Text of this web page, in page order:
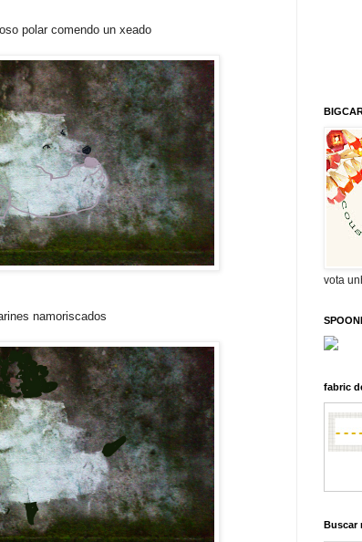
polar comendo un xeado
namoriscados
vota
fabric
Buscar